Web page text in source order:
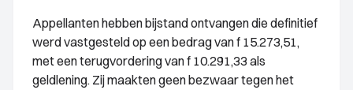
Appellanten hebben bijstand ontvangen die definitief
werd vastgesteld op een bedrag van f 15.273,51,
met een terugvordering van f 10.291,33 als
geldlening. Zij maakten geen bezwaar tegen het